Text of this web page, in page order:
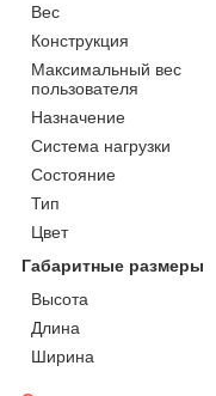
Вес
Конструкция
Максимальный вес
пользователя
Назначение
Система нагрузки
Состояние
Тип
Цвет
Габаритные размеры
Высота
Длина
Ширина